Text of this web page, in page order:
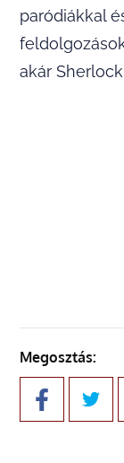
paródiákkal
akár
Megosztás: